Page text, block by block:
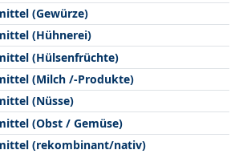
(Gewürze)
(Hühnerei)
(Hülsenfrüchte)
(Milch /-Produkte)
(Nüsse)
(Obst / Gemüse)
(rekombinant/nativ)